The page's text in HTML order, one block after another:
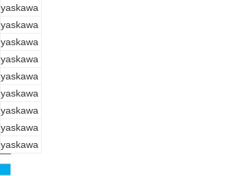
yaskawa
yaskawa
yaskawa
yaskawa
yaskawa
yaskawa
yaskawa
yaskawa
yaskawa